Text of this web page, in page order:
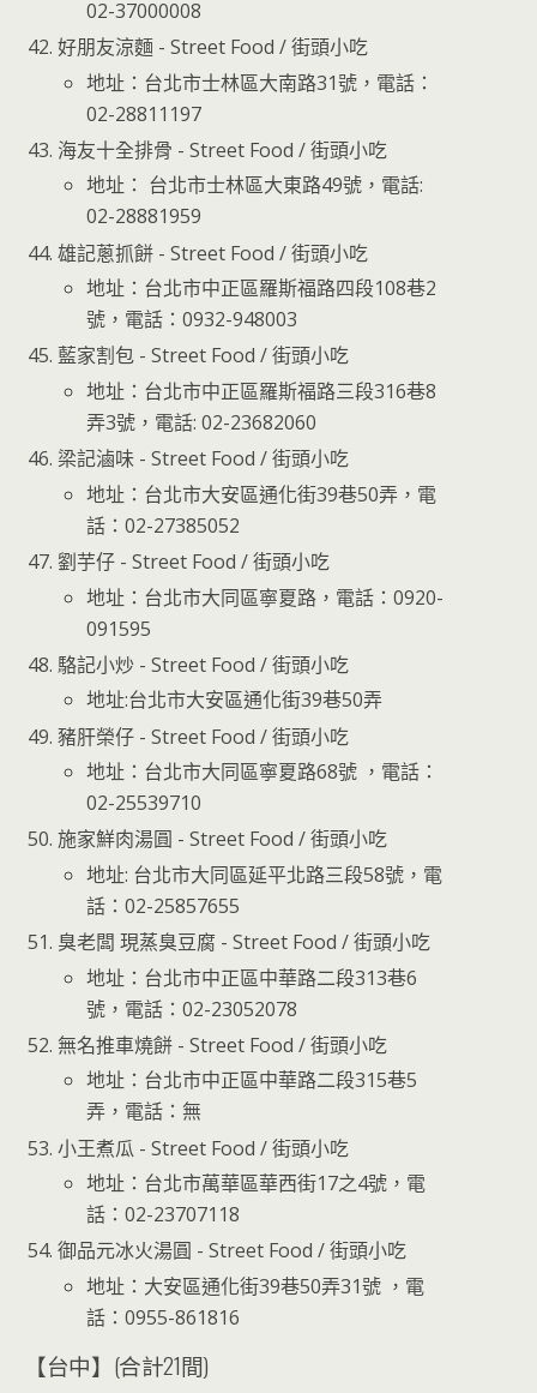
02-37000008
好朋友涼麵 - Street Food / 街頭小吃
地址：台北市士林區大南路31號，電話：
02-28811197
海友十全排骨 - Street Food / 街頭小吃
地址： 台北市士林區大東路49號，電話:
02-28881959
雄記蔥抓餅 - Street Food / 街頭小吃
地址：台北市中正區羅斯福路四段108巷2
號，電話：0932-948003
藍家割包 - Street Food / 街頭小吃
地址：台北市中正區羅斯福路三段316巷8
弄3號，電話: 02-23682060
梁記滷味 - Street Food / 街頭小吃
地址：台北市大安區通化街39巷50弄，電
話：02-27385052
劉芋仔 - Street Food / 街頭小吃
地址：台北市大同區寧夏路，電話：0920-
091595
駱記小炒 - Street Food / 街頭小吃
地址:台北市大安區通化街39巷50弄
豬肝榮仔 - Street Food / 街頭小吃
地址：台北市大同區寧夏路68號 ，電話：
02-25539710
施家鮮肉湯圓 - Street Food / 街頭小吃
地址: 台北市大同區延平北路三段58號，電
話：02-25857655
臭老闆 現蒸臭豆腐 - Street Food / 街頭小吃
地址：台北市中正區中華路二段313巷6
號，電話：02-23052078
無名推車燒餅 - Street Food / 街頭小吃
地址：台北市中正區中華路二段315巷5
弄，電話：無
小王煮瓜 - Street Food / 街頭小吃
地址：台北市萬華區華西街17之4號，電
話：02-23707118
御品元冰火湯圓 - Street Food / 街頭小吃
地址：大安區通化街39巷50弄31號 ，電
話：0955-861816
【台中】(合計21間)